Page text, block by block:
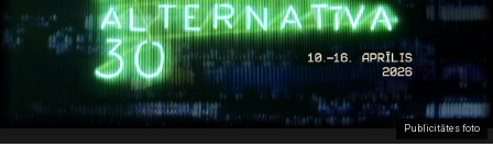
Publicitātes foto